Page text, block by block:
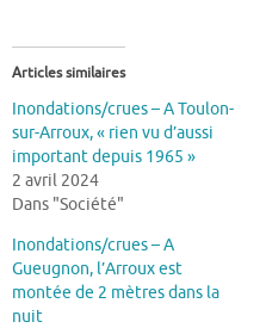
Articles similaires
Inondations/crues – A Toulon-
sur-Arroux, « rien vu d’aussi
important depuis 1965 »
2 avril 2024
Dans "Société"
Inondations/crues – A
Gueugnon, l’Arroux est
montée de 2 mètres dans la
nuit